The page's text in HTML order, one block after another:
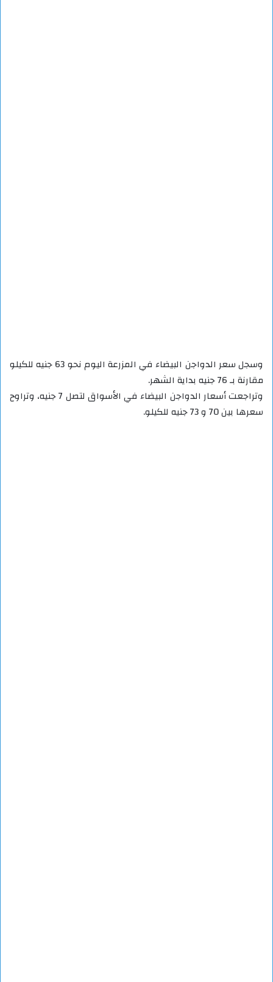
وسجل سعر الدواجن البيضاء في المزرعة اليوم نحو 63 جنيه للكيلو
مقارنة بـ 76 جنيه بداية الشهر.
وتراجعت أسعار الدواجن البيضاء في الأسواق لتصل 7 جنيه، وتراوح
سعرها بين 70 و 73 جنيه للكيلو.